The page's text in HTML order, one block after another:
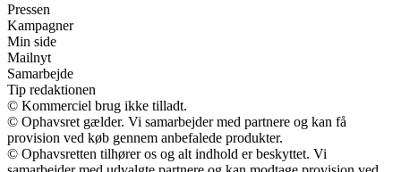
Pressen
Kampagner
Min side
Mailnyt
Samarbejde
Tip redaktionen
© Kommerciel brug ikke tilladt.
© Ophavsret gælder. Vi samarbejder med partnere og kan få
provision ved køb gennem anbefalede produkter.
© Ophavsretten tilhører os og alt indhold er beskyttet. Vi